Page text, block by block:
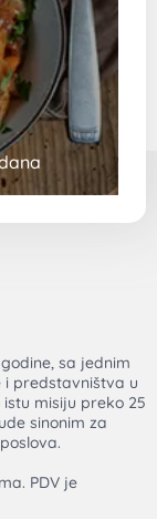
sa jednim
i predstavništva u
istu misiju preko 25
sinonim za
PDV je